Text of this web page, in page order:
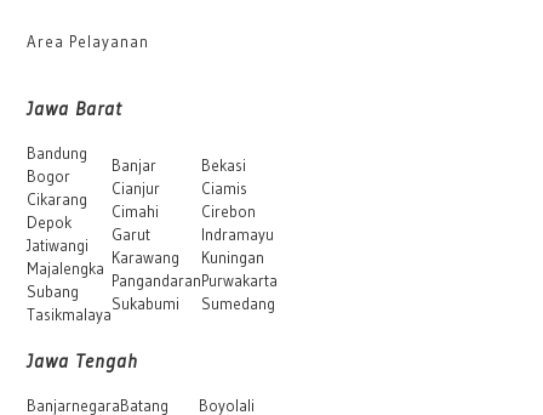
Area Pelayanan
Jawa Barat
Bandung
Bogor
Cikarang
Depok
Jatiwangi
Majalengka
Subang
Tasikmalaya
Banjar
Cianjur
Cimahi
Garut
Karawang
Pangandaran
Sukabumi
Bekasi
Ciamis
Cirebon
Indramayu
Kuningan
Purwakarta
Sumedang
Jawa Tengah
BanjarnegaraBatang
Boyolali